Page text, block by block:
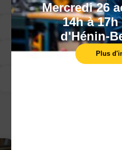
Mercredi 26
14h à
d'Hénin-
Plus
d'encadrement
Programme
Modalité d’évaluation